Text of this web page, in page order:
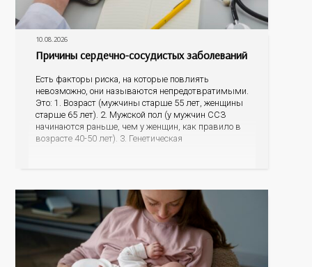
10.08.2026
Причины сердечно-сосудистых заболеваний
Есть факторы риска, на которые повлиять
невозможно, они называются непредотвратимыми.
Это: 1. Возраст (мужчины старше 55 лет, женщины
старше 65 лет). 2. Мужской пол (у мужчин ССЗ
начинаются раньше, чем у женщин, как правило в
возрасте 40-50 лет). 3. Генетическая